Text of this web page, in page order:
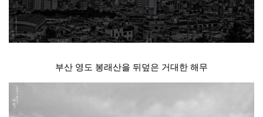
부산 영도 봉래산을 뒤덮은 거대한 해무